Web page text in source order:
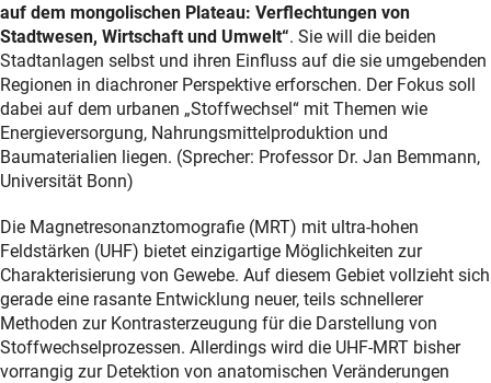
auf dem mongolischen Plateau: Verflechtungen von
Stadtwesen, Wirtschaft und Umwelt“. Sie will die beiden
Stadtanlagen selbst und ihren Einfluss auf die sie umgebenden
Regionen in diachroner Perspektive erforschen. Der Fokus soll
dabei auf dem urbanen „Stoffwechsel“ mit Themen wie
Energieversorgung, Nahrungsmittelproduktion und
Baumaterialien liegen. (Sprecher: Professor Dr. Jan Bemmann,
Universität Bonn)
Die Magnetresonanztomografie (MRT) mit ultra-hohen
Feldstärken (UHF) bietet einzigartige Möglichkeiten zur
Charakterisierung von Gewebe. Auf diesem Gebiet vollzieht sich
gerade eine rasante Entwicklung neuer, teils schnellerer
Methoden zur Kontrasterzeugung für die Darstellung von
Stoffwechselprozessen. Allerdings wird die UHF-MRT bisher
vorrangig zur Detektion von anatomischen Veränderungen